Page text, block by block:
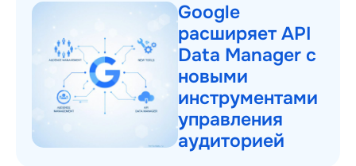
Google
расширяет API
Data Manager с
новыми
инструментами
управления
аудиторией